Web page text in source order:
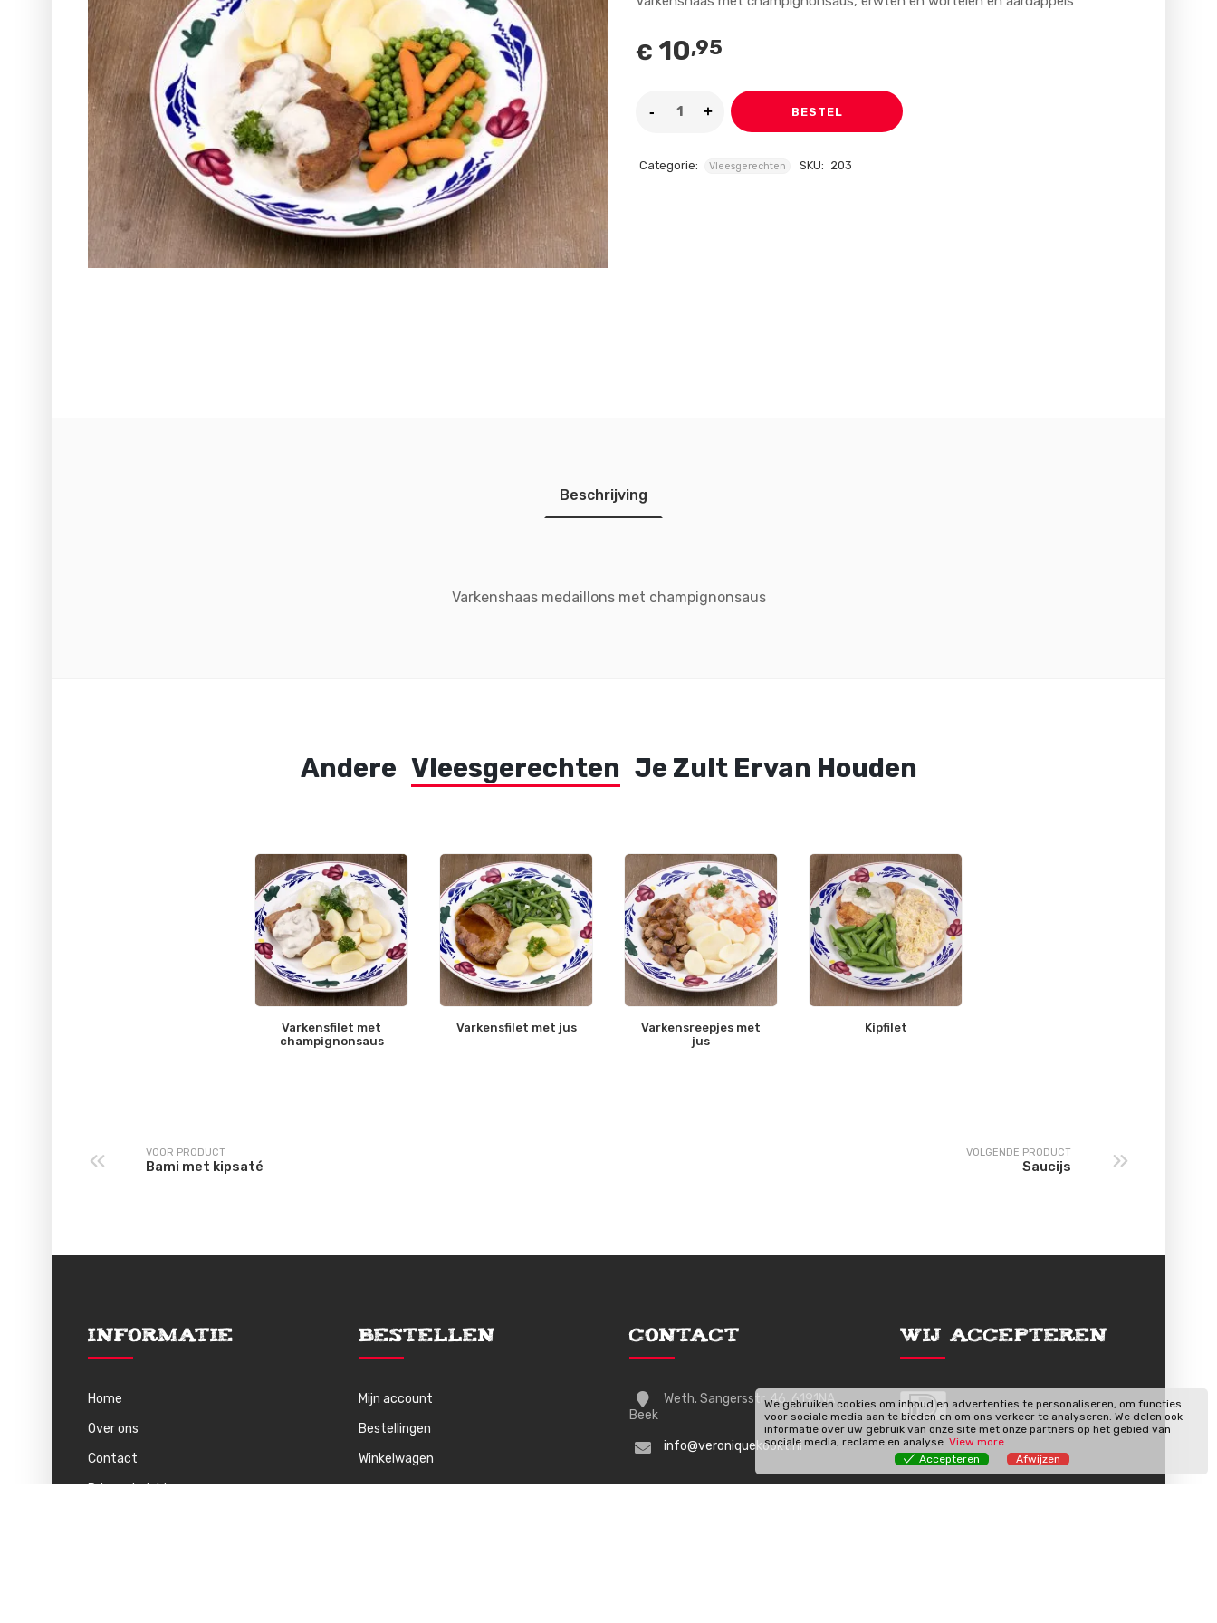
€ 10,95
BESTEL
Categorie: Vleesgerechten SKU: 203
Beschrijving
Varkenshaas medaillons met champignonsaus
Andere Vleesgerechten Je Zult Ervan Houden
Varkensfilet met
champignonsaus
Varkensfilet met jus
Varkensreepjes met
jus
Kipfilet
VOOR PRODUCT
Bami met kipsaté
VOLGENDE PRODUCT
Saucijs
Informatie
Home
Over ons
Contact
Privacybeleid
Bestellen
Mijn account
Bestellingen
Winkelwagen
Contact
Weth. Sangersstr. 46, 6191NA
Beek
info@veroniquekookt.nl
Wij Accepteren
We gebruiken cookies om inhoud en advertenties te personaliseren, om functies
voor sociale media aan te bieden en om ons verkeer te analyseren. We delen ook
informatie over uw gebruik van onze site met onze partners op het gebied van
sociale media, reclame en analyse. View more
Accepteren
Afwijzen